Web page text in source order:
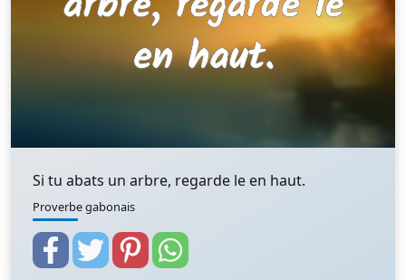
Si tu abats un arbre, regarde le en haut.
Proverbe gabonais